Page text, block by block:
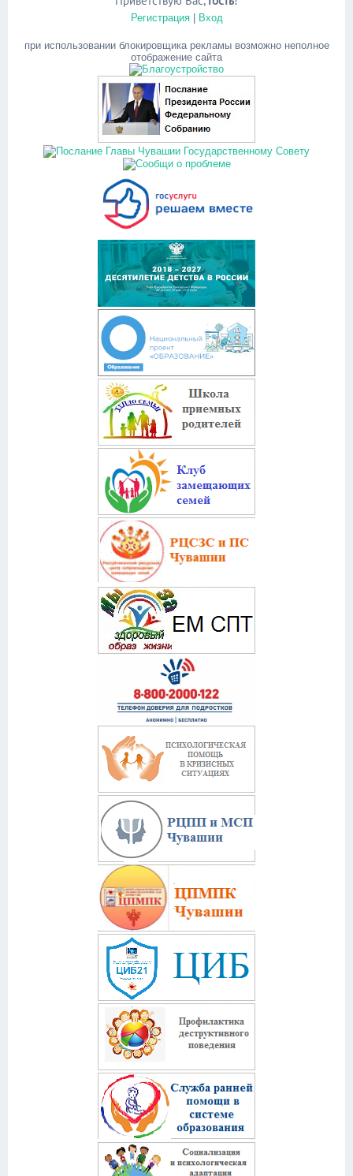
Регистрация| Вход
при использовании блокировщика рекламы возможно неполное
отображение сайта